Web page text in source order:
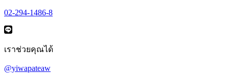
02-294-1486-8
เราช่วยคุณได้
@yiwapateaw